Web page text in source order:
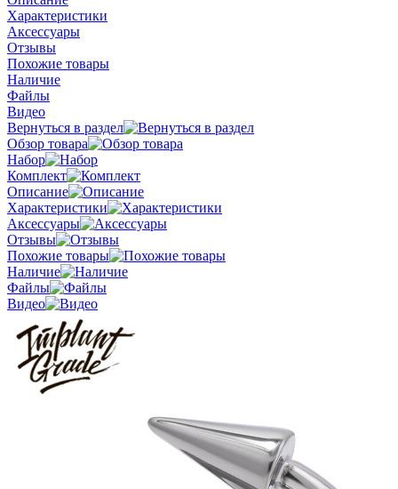
Характеристики
Аксессуары
Отзывы
Похожие товары
Наличие
Файлы
Видео
Вернуться в раздел
Обзор товара
Набор
Комплект
Описание
Характеристики
Аксессуары
Отзывы
Похожие товары
Наличие
Файлы
Видео